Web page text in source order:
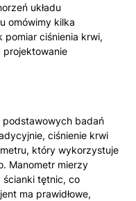
układu
omówimy kilka
ciśnienia krwi,
projektowanie
podstawowych badań
ciśnienie krwi
który wykorzystuje
Manometr mierzy
ścianki tętnic, co
ma prawidłowe,